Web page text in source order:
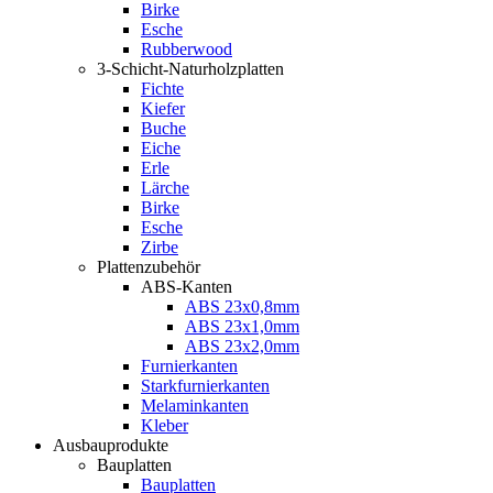
Birke
Esche
Rubberwood
3-Schicht-Naturholzplatten
Fichte
Kiefer
Buche
Eiche
Erle
Lärche
Birke
Esche
Zirbe
Plattenzubehör
ABS-Kanten
ABS 23x0,8mm
ABS 23x1,0mm
ABS 23x2,0mm
Furnierkanten
Starkfurnierkanten
Melaminkanten
Kleber
Ausbauprodukte
Bauplatten
Bauplatten